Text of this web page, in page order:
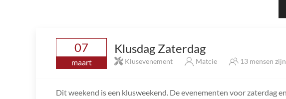
07
maart
Klusdag Zaterdag
Klusevenement Matcie 13 mensen
Dit weekend is een klusweekend. De evenementen voor zaterdag